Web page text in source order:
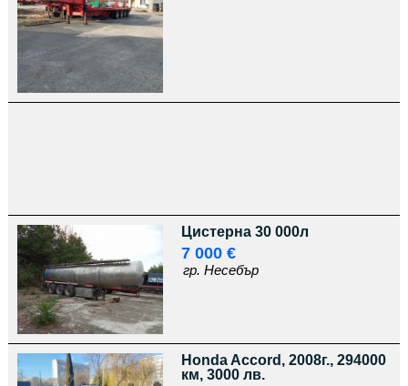
Цистерна 30 000л
7 000 €
гр. Несебър
Honda Accord, 2008г., 294000
км, 3000 лв.